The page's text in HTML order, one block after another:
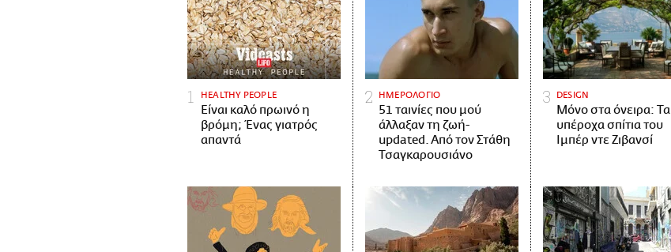
HEALTHY PEOPLE
Είναι καλό πρωινό η
βρόμη; Ένας γιατρός
απαντά
ΗΜΕΡΟΛΟΓΙΟ
51 ταινίες που μού
άλλαξαν τη ζωή-
updated. Aπό τον Στάθη
Τσαγκαρουσιάνο
DESIGN
Μόνο στα όνειρα: Τα
υπέροχα σπίτια του
Ιμπέρ ντε Ζιβανσί